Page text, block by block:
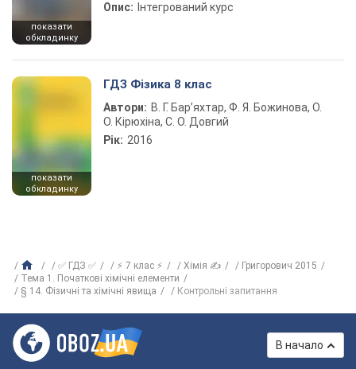
показати
обкладинку
Опис: Інтегрований курс
показати
обкладинку
ГДЗ Фізика 8 клас
Автори: В. Г. Бар’яхтар, Ф. Я. Божинова, О.
О. Кірюхіна, С. О. Довгий
Рік: 2016
✅ ГДЗ ✅ ⚡ 7 клас ⚡ Хімія ✍
Григорович 2015
Тема 1. Початкові хімічні елементи
§ 14. Фізичні та хімічні явища
Контрольні запитання
В начало